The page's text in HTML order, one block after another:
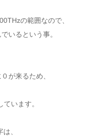
の範囲なので、
いるという事。
が来るため、
います。
、